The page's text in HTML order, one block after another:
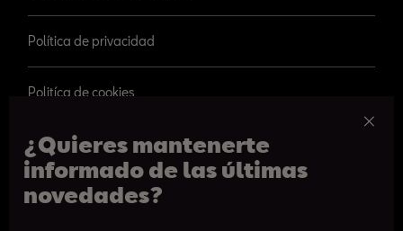
¿Quieres mantenerte
informado de las últimas
novedades?
Política de privacidad
Politíca de cookies